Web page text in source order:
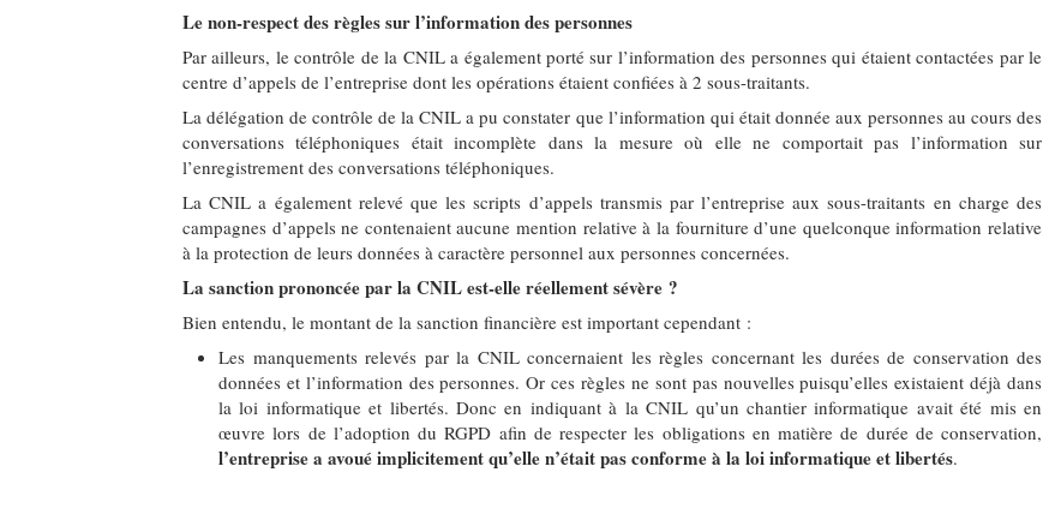
Le non-respect des règles sur l’information des personnes
Par ailleurs, le contrôle de la CNIL a également porté sur l’information des personnes qui étaient contactées par le
centre d’appels de l’entreprise dont les opérations étaient confiées à 2 sous-traitants.
La délégation de contrôle de la CNIL a pu constater que l’information qui était donnée aux personnes au cours des
conversations téléphoniques était incomplète dans la mesure où elle ne comportait pas l’information sur
l’enregistrement des conversations téléphoniques.
La CNIL a également relevé que les scripts d’appels transmis par l’entreprise aux sous-traitants en charge des
campagnes d’appels ne contenaient aucune mention relative à la fourniture d’une quelconque information relative
à la protection de leurs données à caractère personnel aux personnes concernées.
La sanction prononcée par la CNIL est-elle réellement sévère ?
Bien entendu, le montant de la sanction financière est important cependant :
Les manquements relevés par la CNIL concernaient les règles concernant les durées de conservation des
données et l’information des personnes. Or ces règles ne sont pas nouvelles puisqu’elles existaient déjà dans
la loi informatique et libertés. Donc en indiquant à la CNIL qu’un chantier informatique avait été mis en
œuvre lors de l’adoption du RGPD afin de respecter les obligations en matière de durée de conservation,
l’entreprise a avoué implicitement qu’elle n’était pas conforme à la loi informatique et libertés.